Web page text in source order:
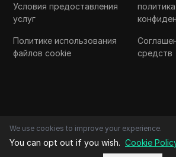
Условия предоставления
услуг
политика
Политике использования
файлов cookie
средств
We use cookies to improve your experience.
You can opt out if you wish. Cookie